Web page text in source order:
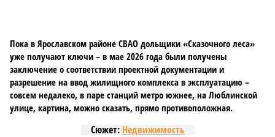
Пока в Ярославском районе СВАО дольщики «Сказочного леса»
уже получают ключи – в мае 2026 года были получены
заключение о соответствии проектной документации и
разрешение на ввод жилищного комплекса в эксплуатацию –
совсем недалеко, в паре станций метро южнее, на Люблинской
улице, картина, можно сказать, прямо противоположная.
Сюжет: Недвижимость